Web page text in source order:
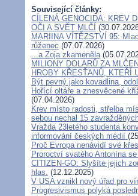
Související články:
CÍLENÁ GENOCIDA: KREV
OČI A SVĚT MLČÍ
MARIINA VÍTĚZSTVÍ 95:
růženec (07.07.2026)
...a Zoja zkameněla
MILIONY DOLARŮ ZA
HROBY KŘESŤANŮ,
Být pevný jako kovadlina,
Hořící oltáře a znesvěcené
(07.04.2026)
Krev místo radosti, střelba
sebou nechal 15
Vražda 23letého studenta
informování českých médií
Proč Evropa nenávidí své
Proroctví svatého Antonína
CITIZEN-GO: Slyšíte jejich
hlas. (12.12.2025)
V USA vznikl nový úřad pro
Progresivismus polyká